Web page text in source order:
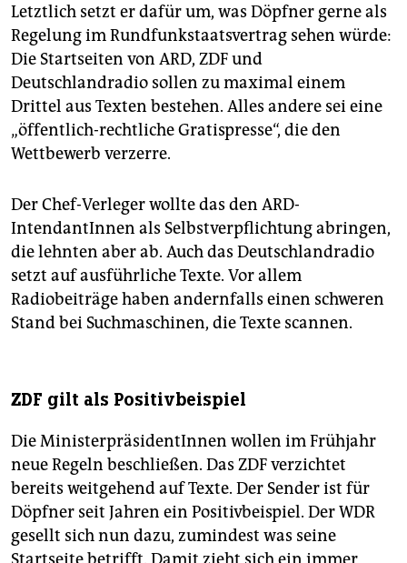
Letztlich setzt er dafür um, was Döpfner gerne als
Regelung im Rundfunkstaatsvertrag sehen würde:
Die Startseiten von ARD, ZDF und
Deutschlandradio sollen zu maximal einem
Drittel aus Texten bestehen. Alles andere sei eine
„öffentlich-rechtliche Gratispresse“, die den
Wettbewerb verzerre.
Der Chef-Verleger wollte das den ARD-
IntendantInnen als Selbstverpflichtung abringen,
die lehnten aber ab. Auch das Deutschlandradio
setzt auf ausführliche Texte. Vor allem
Radiobeiträge haben andernfalls einen schweren
Stand bei Suchmaschinen, die Texte scannen.
ZDF gilt als Positivbeispiel
Die MinisterpräsidentInnen wollen im Frühjahr
neue Regeln beschließen. Das ZDF verzichtet
bereits weitgehend auf Texte. Der Sender ist für
Döpfner seit Jahren ein Positivbeispiel. Der WDR
gesellt sich nun dazu, zumindest was seine